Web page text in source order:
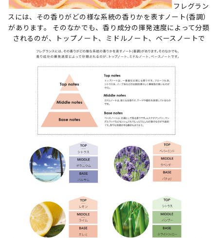
フレグラン
スには、その香りがどの様な系統の香りかを表すノート(香調）
があります。 そのなかでも、香り成分の揮発速度によって分類
されるのが、トップノート、ミドルノート、ベースノートで